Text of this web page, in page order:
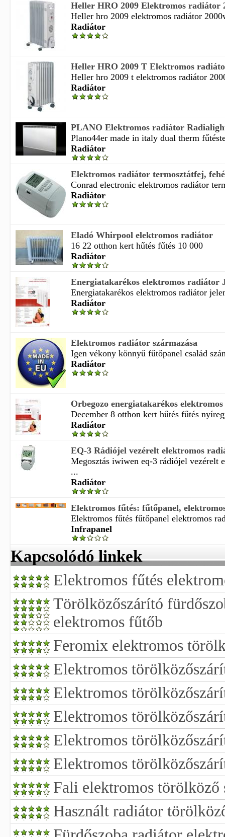
Heller HRO 2009 Elektromos radiátor
Heller hro 2009 elektromos radiátor
Radiátor
Heller HRO 2009 T Elektromos
Heller hro 2009 t elektromos radiátor
Radiátor
PLANO Elektromos radiátor
Plano44er made in italy dual therm
Radiátor
Elektromos radiátor termosztátfej,
Conrad electronic elektromos radiátor
Radiátor
Eladó Whirpool elektromos radiátor
16 22 otthon kert hűtés fűtés 10 000
Radiátor
Energiatakarékos elektromos radiátor
Energiatakarékos elektromos radiátor
Radiátor
Elektromos radiátor származása
Igen vékony könnyű fűtőpanel család
Radiátor
Orbegozo energiatakarékos
December 8 otthon kert hűtés fűtés
Radiátor
EQ-3 Rádiójel vezérelt elektromos
Megosztás iwiwen eq-3 rádiójel vezérelt
...
Radiátor
Elektromos fűtés: fűtőpanel,
Elektromos fűtés fűtőpanel elektromos
Infrapanel
Kapcsolódó linkek
Elektromos fűtés
Törölközőszárító
elektromos fűtőb
Feromix elektromos
Elektromos
Elektromos
Elektromos
Elektromos
Elektromos
Fali elektromos törölköző
Használt radiátor